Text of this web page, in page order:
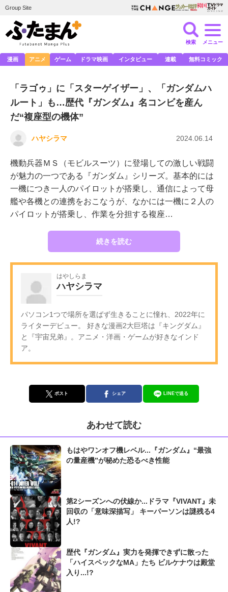
Group Site
検索 メニュー
漫画 アニメ ゲーム ドラマ映画 インタビュー 連載 無料コミック
「ラゴゥ」に「スターゲイザー」、「ガンダムハ
ルート」も…歴代『ガンダム』名コンビを産ん
だ“複座型の機体”
ハヤシラマ 2024.06.14
機動兵器ＭＳ（モビルスーツ）に登場しての激しい戦闘
が魅力の一つである『ガンダム』シリーズ。基本的には
一機につき一人のパイロットが搭乗し、通信によって母
艦や各機との連携をおこなうが、なかには一機に２人の
パイロットが搭乗し、作業を分担する複座…
続きを読む
はやしらま
ハヤシラマ
パソコン1つで場所を選ばず生きることに憧れ、2022年に
ライターデビュー。 好きな漫画2大巨塔は『キングダム』
と『宇宙兄弟』。アニメ・洋画・ゲームが好きなインド
ア。
ポスト シェア LINEで送る
あわせて読む
もはやワンオフ機レベル...『ガンダム』“最強
の量産機”が秘めた恐るべき性能
第2シーズンへの伏線か...ドラマ『VIVANT』未
回収の「意味深描写」 キーパーソンは謎残る4
人!?
歴代『ガンダム』実力を発揮できずに散った
「ハイスペックなMA」たち ビルケナウは殿堂
入り...!?